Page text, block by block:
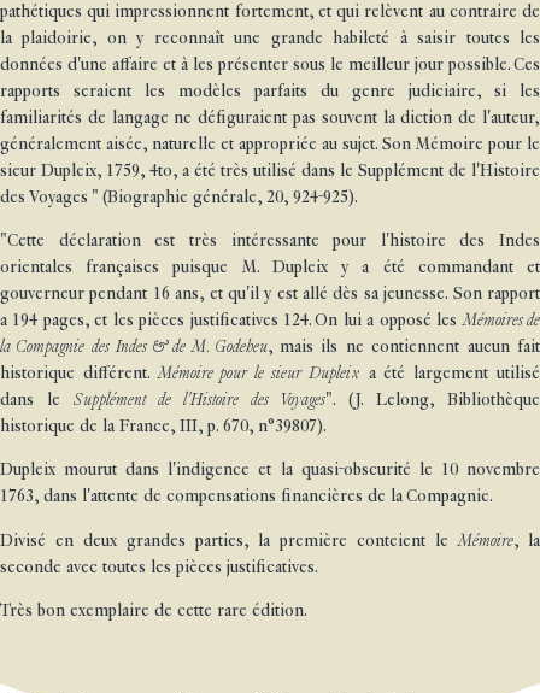
pathétiques qui impressionnent fortement, et qui relèvent au contraire de
la plaidoirie, on y reconnaît une grande habileté à saisir toutes les
données d'une affaire et à les présenter sous le meilleur jour possible. Ces
rapports seraient les modèles parfaits du genre judiciaire, si les
familiarités de langage ne défiguraient pas souvent la diction de l'auteur,
généralement aisée, naturelle et appropriée au sujet. Son Mémoire pour le
sieur Dupleix, 1759, 4to, a été très utilisé dans le Supplément de l'Histoire
des Voyages " (Biographie générale, 20, 924-925).
"Cette déclaration est très intéressante pour l'histoire des Indes
orientales françaises puisque M. Dupleix y a été commandant et
gouverneur pendant 16 ans, et qu'il y est allé dès sa jeunesse. Son rapport
a 194 pages, et les pièces justificatives 124. On lui a opposé les Mémoires de
la Compagnie des Indes & de M. Godeheu, mais ils ne contiennent aucun fait
historique différent. Mémoire pour le sieur Dupleix a été largement utilisé
dans le Supplément de l'Histoire des Voyages". (J. Lelong, Bibliothèque
historique de la France, III, p. 670, n°39807).
Dupleix mourut dans l'indigence et la quasi-obscurité le 10 novembre
1763, dans l'attente de compensations financières de la Compagnie.
Divisé en deux grandes parties, la première conteient le Mémoire, la
seconde avec toutes les pièces justificatives.
Très bon exemplaire de cette rare édition.